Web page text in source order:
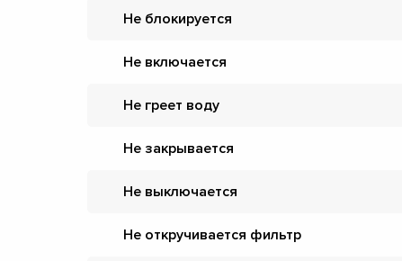
Не блокируется
Не включается
Не греет воду
Не закрывается
Не выключается
Не откручивается фильтр